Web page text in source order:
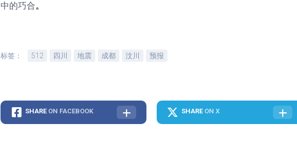
中的巧合。
标签： 512 四川 地震 成都 汶川 预报
SHARE ON FACEBOOK SHARE ON X